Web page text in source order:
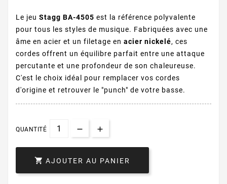
Le jeu Stagg BA-4505 est la référence polyvalente
pour tous les styles de musique. Fabriquées avec une
âme en acier et un filetage en acier nickelé, ces
cordes offrent un équilibre parfait entre une attaque
percutante et une profondeur de son chaleureuse.
C'est le choix idéal pour remplacer vos cordes
d'origine et retrouver le "punch" de votre basse.
QUANTITÉ
 AJOUTER AU PANIER